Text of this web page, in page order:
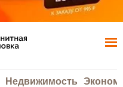
Недвижимость